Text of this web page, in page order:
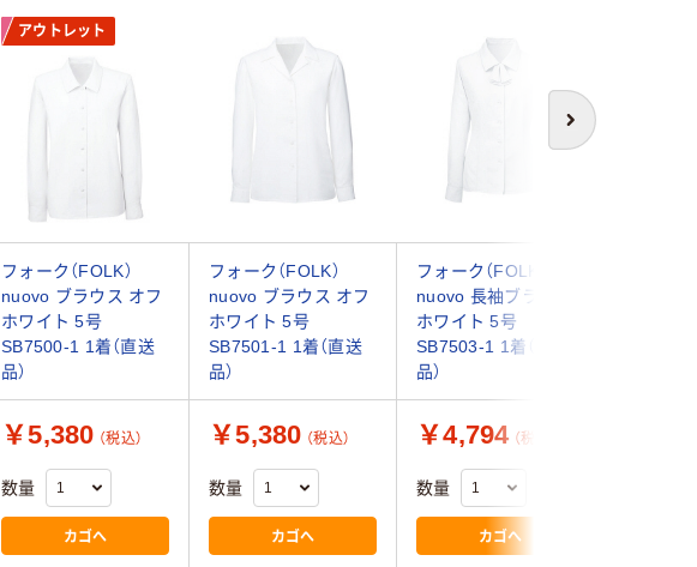
次へ
アウトレット
フォーク（FOLK）
nuovo ブラウス オフ
ホワイト 5号
SB7500-1 1着（直送
品）
フォーク（FOLK）
nuovo ブラウス オフ
ホワイト 5号
SB7501-1 1着（直送
品）
フォーク（FOLK）
nuovo 長袖ブラウス
ホワイト 5号
SB7503-1 1着（直送
品）
￥5,380 （税込）
数量
カゴへ
￥5,380 （税込）
数量
カゴへ
￥4,794 （税込）
数量
カゴへ